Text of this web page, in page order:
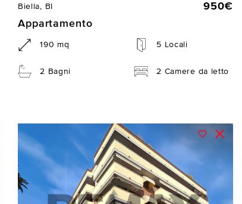
Biella, BI
950€
Appartamento
190 mq 5 Locali
2 Bagni 2 Camere da letto